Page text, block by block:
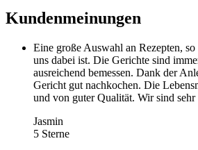
Kundenmeinungen
Eine große Auswahl an Rezepten,
uns dabei ist. Die Gerichte sind
ausreichend bemessen. Dank der
Gericht gut nachkochen. Die
und von guter Qualität. Wir sind sehr
Jasmin
5 Sterne